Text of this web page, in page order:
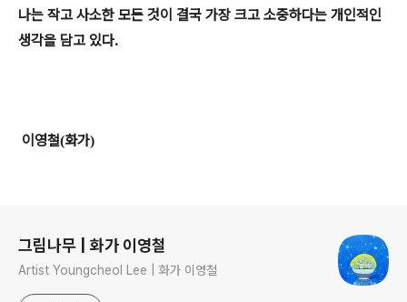
나는 작고 사소한 모든 것이 결국 가장 크고 소중하다는 개인적인
생각을 담고 있다.
이영철(화가)
그림나무 | 화가 이영철
Artist Youngcheol Lee | 화가 이영철